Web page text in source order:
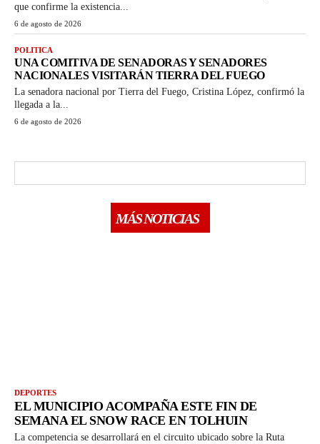
que confirme la existencia...
6 de agosto de 2026
POLITICA
UNA COMITIVA DE SENADORAS Y SENADORES
NACIONALES VISITARÁN TIERRA DEL FUEGO
La senadora nacional por Tierra del Fuego, Cristina López, confirmó la
llegada a la...
6 de agosto de 2026
MÁS NOTICIAS
DEPORTES
EL MUNICIPIO ACOMPAÑA ESTE FIN DE
SEMANA EL SNOW RACE EN TOLHUIN
La competencia se desarrollará en el circuito ubicado sobre la Ruta